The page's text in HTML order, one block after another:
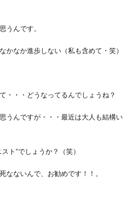
うんです。
かなか進歩しない（私も含めて・笑）
・・・どうなってるんでしょうね？
うんですが・・・最近は大人も結構い
ト”でしょうか？（笑）
なないんで、お勧めです！！。